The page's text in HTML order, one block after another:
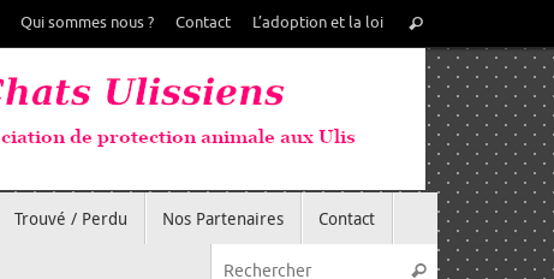
Qui sommes nous ? Contact L’adoption et la loi
pour
Rechercher
Trouvé / Perdu Nos Partenaires
Contact
Recherche
Rechercher